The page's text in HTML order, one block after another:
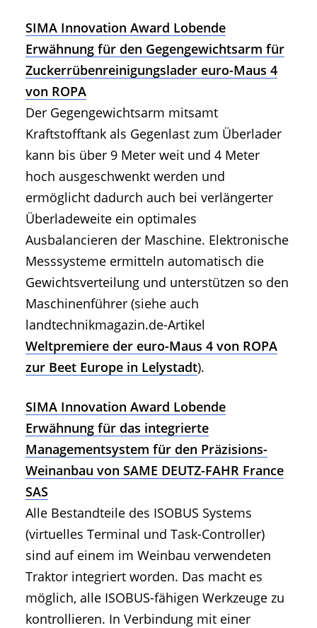
SIMA Innovation Award Lobende
Erwähnung für den Gegengewichtsarm für
Zuckerrübenreinigungslader euro-Maus 4
von ROPA
Der Gegengewichtsarm mitsamt
Kraftstofftank als Gegenlast zum Überlader
kann bis über 9 Meter weit und 4 Meter
hoch ausgeschwenkt werden und
ermöglicht dadurch auch bei verlängerter
Überladeweite ein optimales
Ausbalancieren der Maschine. Elektronische
Messsysteme ermitteln automatisch die
Gewichtsverteilung und unterstützen so den
Maschinenführer (siehe auch
landtechnikmagazin.de-Artikel
Weltpremiere der euro-Maus 4 von ROPA
zur Beet Europe in Lelystadt).
SIMA Innovation Award Lobende
Erwähnung für das integrierte
Managementsystem für den Präzisions-
Weinanbau von SAME DEUTZ-FAHR France
SAS
Alle Bestandteile des ISOBUS Systems
(virtuelles Terminal und Task-Controller)
sind auf einem im Weinbau verwendeten
Traktor integriert worden. Das macht es
möglich, alle ISOBUS-fähigen Werkzeuge zu
kontrollieren. In Verbindung mit einer